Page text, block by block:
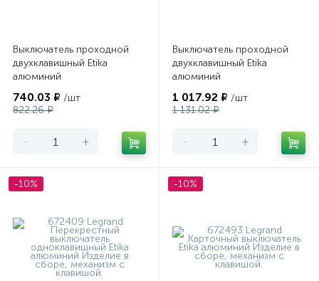
Выключатель проходной
двухклавишный Etika
алюминий
740.03 ₽ /шт
822.26 ₽
- +
Выключатель проходной
двухклавишный Etika
алюминий
1 017.92 ₽ /шт
1 131.02 ₽
- +
-10% -10%